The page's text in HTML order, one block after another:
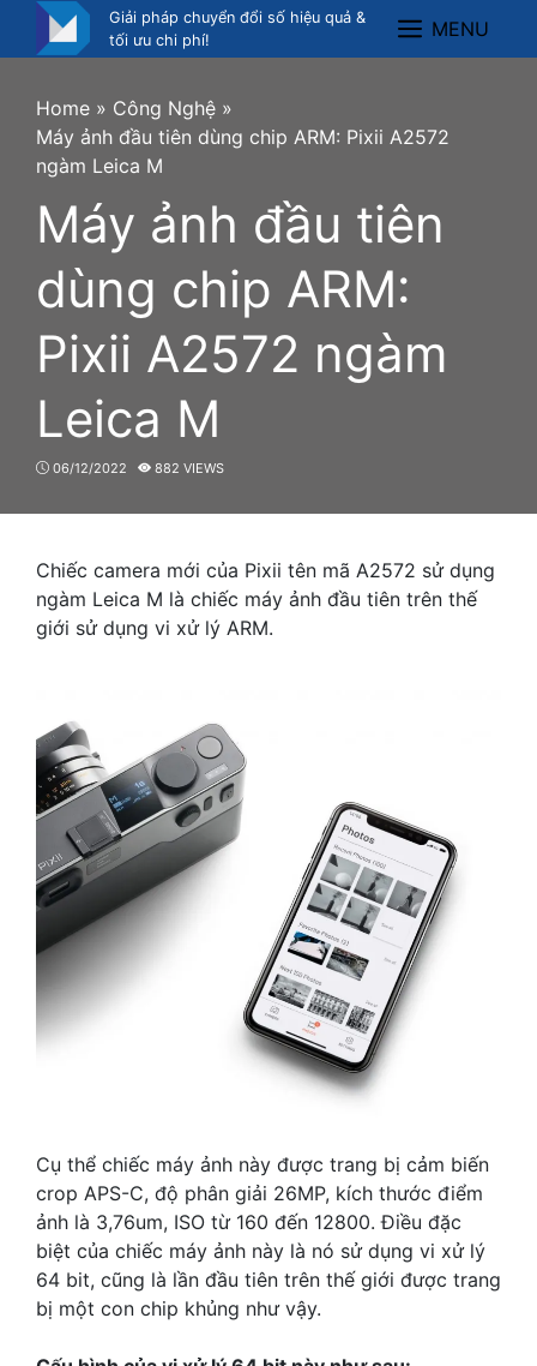
Giải pháp chuyển đổi số hiệu quả &
tối ưu chi phí!
Menu
MENU
Home » Công Nghệ »
Máy ảnh đầu tiên dùng chip ARM: Pixii A2572
ngàm Leica M
Máy ảnh đầu tiên
dùng chip ARM:
Pixii A2572 ngàm
Leica M
06/12/2022 882 VIEWS
Chiếc camera mới của Pixii tên mã A2572 sử dụng
ngàm Leica M là chiếc máy ảnh đầu tiên trên thế
giới sử dụng vi xử lý ARM.
Cụ thể chiếc máy ảnh này được trang bị cảm biến
crop APS-C, độ phân giải 26MP, kích thước điểm
ảnh là 3,76um, ISO từ 160 đến 12800.Điều đặc
biệt của chiếc máy ảnh này là nó sử dụng vi xử lý
64 bit, cũng là lần đầu tiên trên thế giới được trang
bị một con chip khủng như vậy.